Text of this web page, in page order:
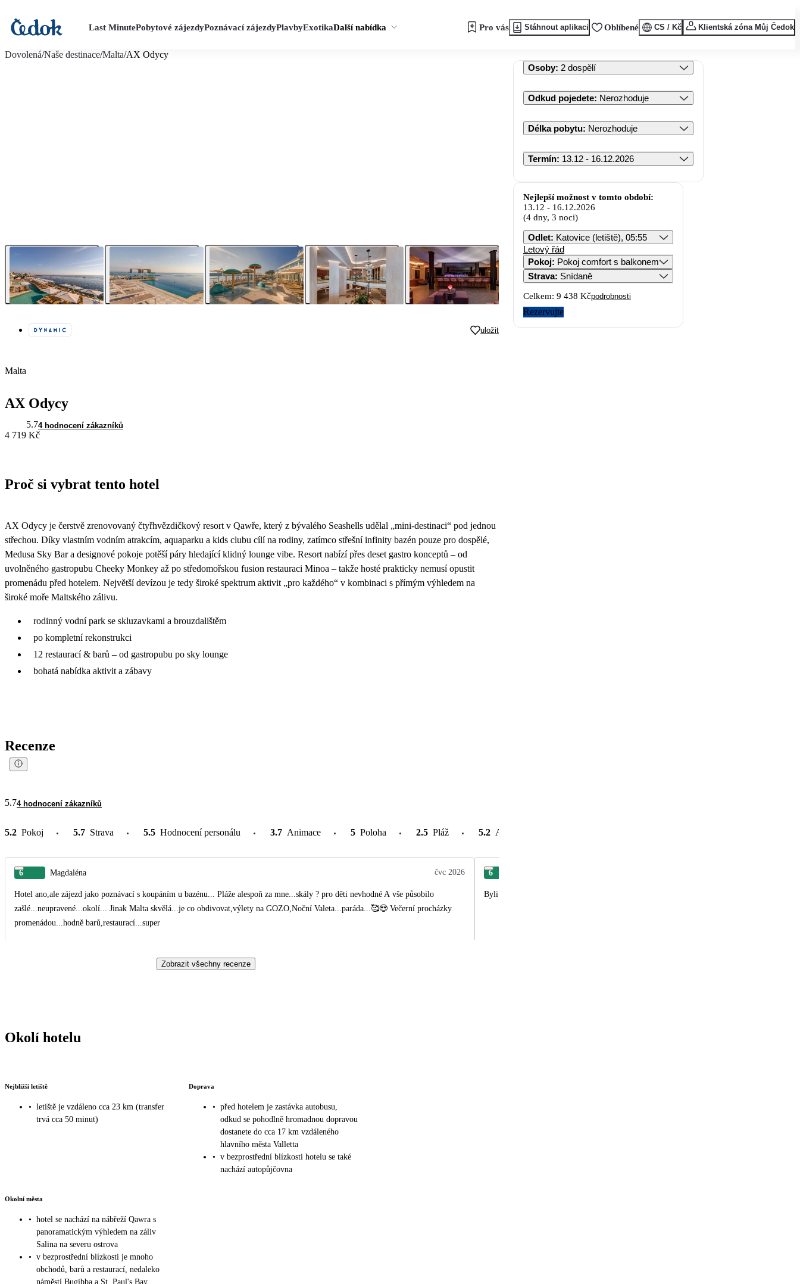
Last MinutePobytové zájezdyPoznávací zájezdyPlavbyExotikaDalší nabídka Pro vás Stáhnout aplikaci Oblíbené CS / Kč Klientská zóna Můj Čedok
Dovolená/Naše destinace/Malta/AX Odycy
uložit
Malta
AX Odycy
5.74 hodnocení zákazníků
4 719 Kč
Proč si vybrat tento hotel
AX Odycy je čerstvě zrenovovaný čtyřhvězdičkový resort v Qawře, který z bývalého Seashells udělal „mini-destinaci“ pod jednou
střechou. Díky vlastním vodním atrakcím, aquaparku a kids clubu cílí na rodiny, zatímco střešní infinity bazén pouze pro dospělé,
Medusa Sky Bar a designové pokoje potěší páry hledající klidný lounge vibe. Resort nabízí přes deset gastro konceptů – od
uvolněného gastropubu Cheeky Monkey až po středomořskou fusion restauraci Minoa – takže hosté prakticky nemusí opustit
promenádu před hotelem. Největší devízou je tedy široké spektrum aktivit „pro každého“ v kombinaci s přímým výhledem na
široké moře Maltského zálivu.
rodinný vodní park se skluzavkami a brouzdalištěm
po kompletní rekonstrukci
12 restaurací & barů – od gastropubu po sky lounge
bohatá nabídka aktivit a zábavy
Recenze
5.74 hodnocení zákazníků
5.2 Pokoj 5.7 Strava 5.5 Hodnocení personálu 3.7 Animace 5 Poloha 2.5 Pláž 5.2 Atrakce v okolí
6 Magdaléna čvc 2026
Hotel ano,ale zájezd jako poznávací s koupáním u bazénu... Pláže alespoň za mne...skály ? pro děti nevhodné A vše působilo
zašlé...neupravené...okolí... Jinak Malta skvělá...je co obdivovat,výlety na GOZO,Noční Valeta...paráda...🥰😍 Večerní procházky
promenádou...hodně barů,restaurací...super
6
Byli jsme spokojeni.
Zobrazit všechny recenze
Okolí hotelu
Nejbližší letiště
• letiště je vzdáleno cca 23 km (transfer
trvá cca 50 minut)
Doprava
• před hotelem je zastávka autobusu,
odkud se pohodlně hromadnou dopravou
dostanete do cca 17 km vzdáleného
hlavního města Valletta
• v bezprostřední blízkosti hotelu se také
nachází autopůjčovna
Okolní města
• hotel se nachází na nábřeží Qawra s
panoramatickým výhledem na záliv
Salina na severu ostrova
• v bezprostřední blízkosti je mnoho
obchodů, barů a restaurací, nedaleko
náměstí Bugibba a St. Paul's Bay
Osoby: 2 dospělí
Odkud pojedete: Nerozhoduje
Délka pobytu: Nerozhoduje
Termín: 13.12 - 16.12.2026
Nejlepší možnost v tomto období:
13.12 - 16.12.2026
(4 dny, 3 noci)
Odlet: Katovice (letiště), 05:55
Letový řád
Pokoj:
Pokoj comfort s balkonem
Strava: Snídaně
Celkem: 9 438 Kčpodrobnosti
Rezervujte